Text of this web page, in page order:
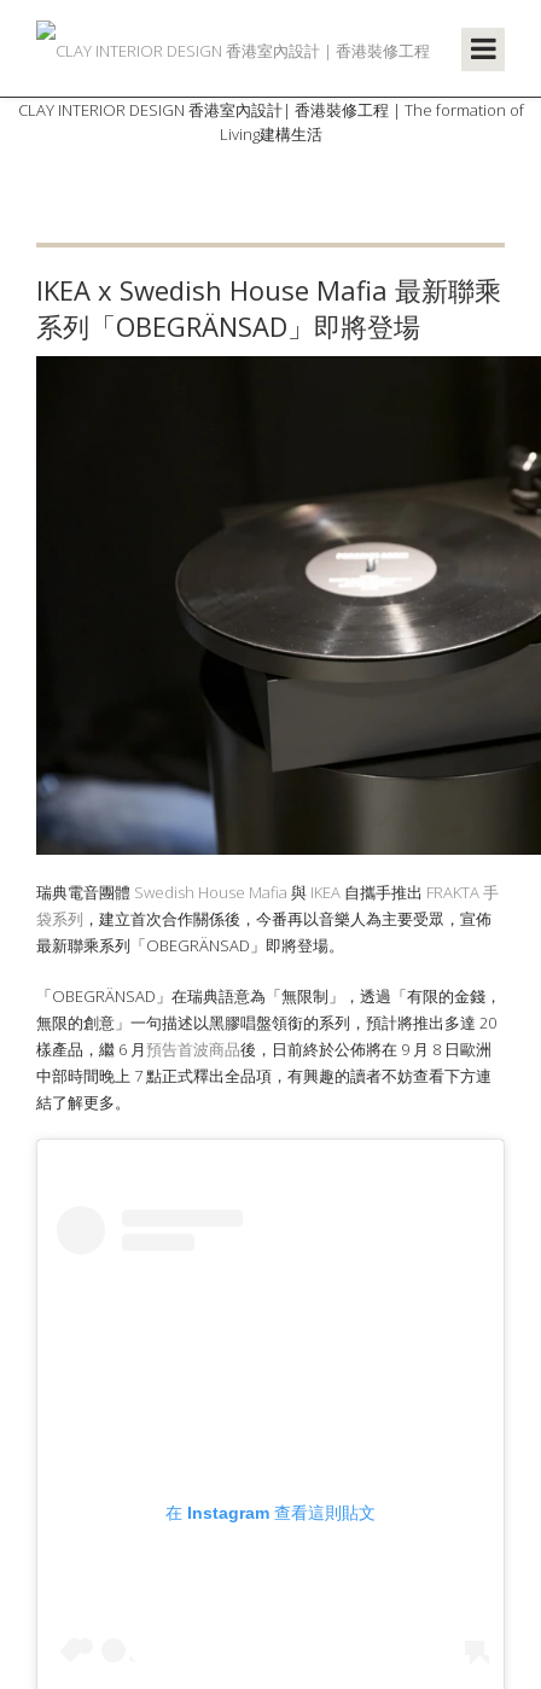
CLAY INTERIOR DESIGN 香港室內設計| 香港裝修工程 | The formation of
Living建構生活
IKEA x Swedish House Mafia 最新聯乘
系列「OBEGRÄNSAD」即將登場
瑞典電音團體 Swedish House Mafia 與 IKEA 自攜手推出 FRAKTA 手
袋系列 ，建立首次合作關係後，今番再以音樂人為主要受眾，宣佈
最新聯乘系列「OBEGRÄNSAD」即將登場。
「OBEGRÄNSAD」在瑞典語意為「無限制」，透過「有限的金錢，
無限的創意」一句描述以黑膠唱盤領銜的系列，預計將推出多達 20
樣產品，繼 6 月預告首波商品後，日前終於公佈將在 9 月 8 日歐洲
中部時間晚上 7 點正式釋出全品項，有興趣的讀者不妨查看下方連
結了解更多。
在 Instagram 查看這則貼文